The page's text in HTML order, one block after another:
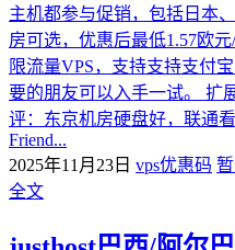
主机都参与促销，包括日本
房可选，优惠后最低1.57欧
限流量VPS，支持支持支付
要的朋友可以入手一试。 扩
评：东京机房硬盘好，联通
Friend...
2025年11月23日 vps优惠码
全文